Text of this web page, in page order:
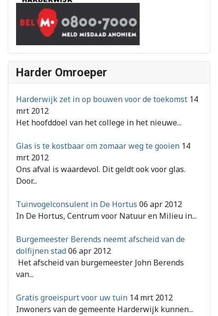
Harder Omroeper
Harderwijk zet in op bouwen voor de toekomst 14
mrt 2012
Het hoofddoel van het college in het nieuwe...
Glas is te kostbaar om zomaar weg te gooien 14
mrt 2012
Ons afval is waardevol. Dit geldt ook voor glas.
Door...
Tuinvogelconsulent in De Hortus 06 apr 2012
In De Hortus, Centrum voor Natuur en Milieu in...
Burgemeester Berends neemt afscheid van de
dolfijnen stad06 apr 2012
Het afscheid van burgemeester John Berends
van...
Gratis groeispurt voor uw tuin 14 mrt 2012
Inwoners van de gemeente Harderwijk kunnen...